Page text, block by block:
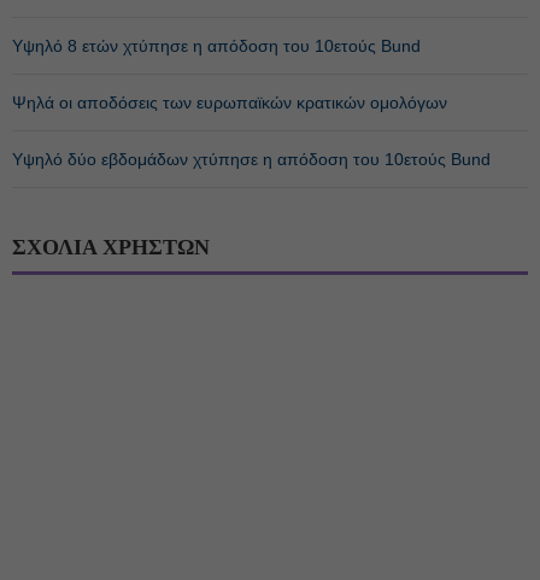
Υψηλό 8 ετών χτύπησε η απόδοση του 10ετούς Bund
Ψηλά οι αποδόσεις των ευρωπαϊκών κρατικών ομολόγων
Υψηλό δύο εβδομάδων χτύπησε η απόδοση του 10ετούς Bund
ΣΧΟΛΙΑ ΧΡΗΣΤΩΝ